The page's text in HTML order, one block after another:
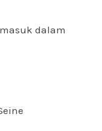
dalam